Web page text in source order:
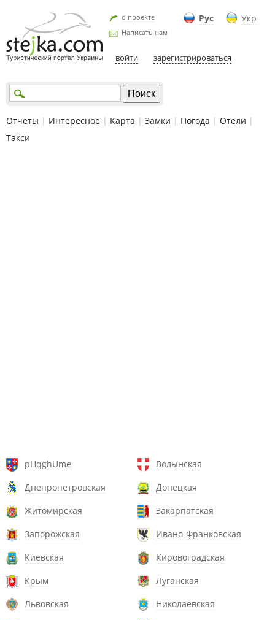
Рус Укр
о проекте
Написать нам
войти зарегистрироваться
Отчеты | Интересное | Карта | Замки | Погода | Отели |
Такси
pHqghUme
Волынская
Днепропетровская
Донецкая
Житомирская
Закарпатская
Запорожская
Ивано-Франковская
Киевская
Кировоградская
Крым
Луганская
Львовская
Николаевская